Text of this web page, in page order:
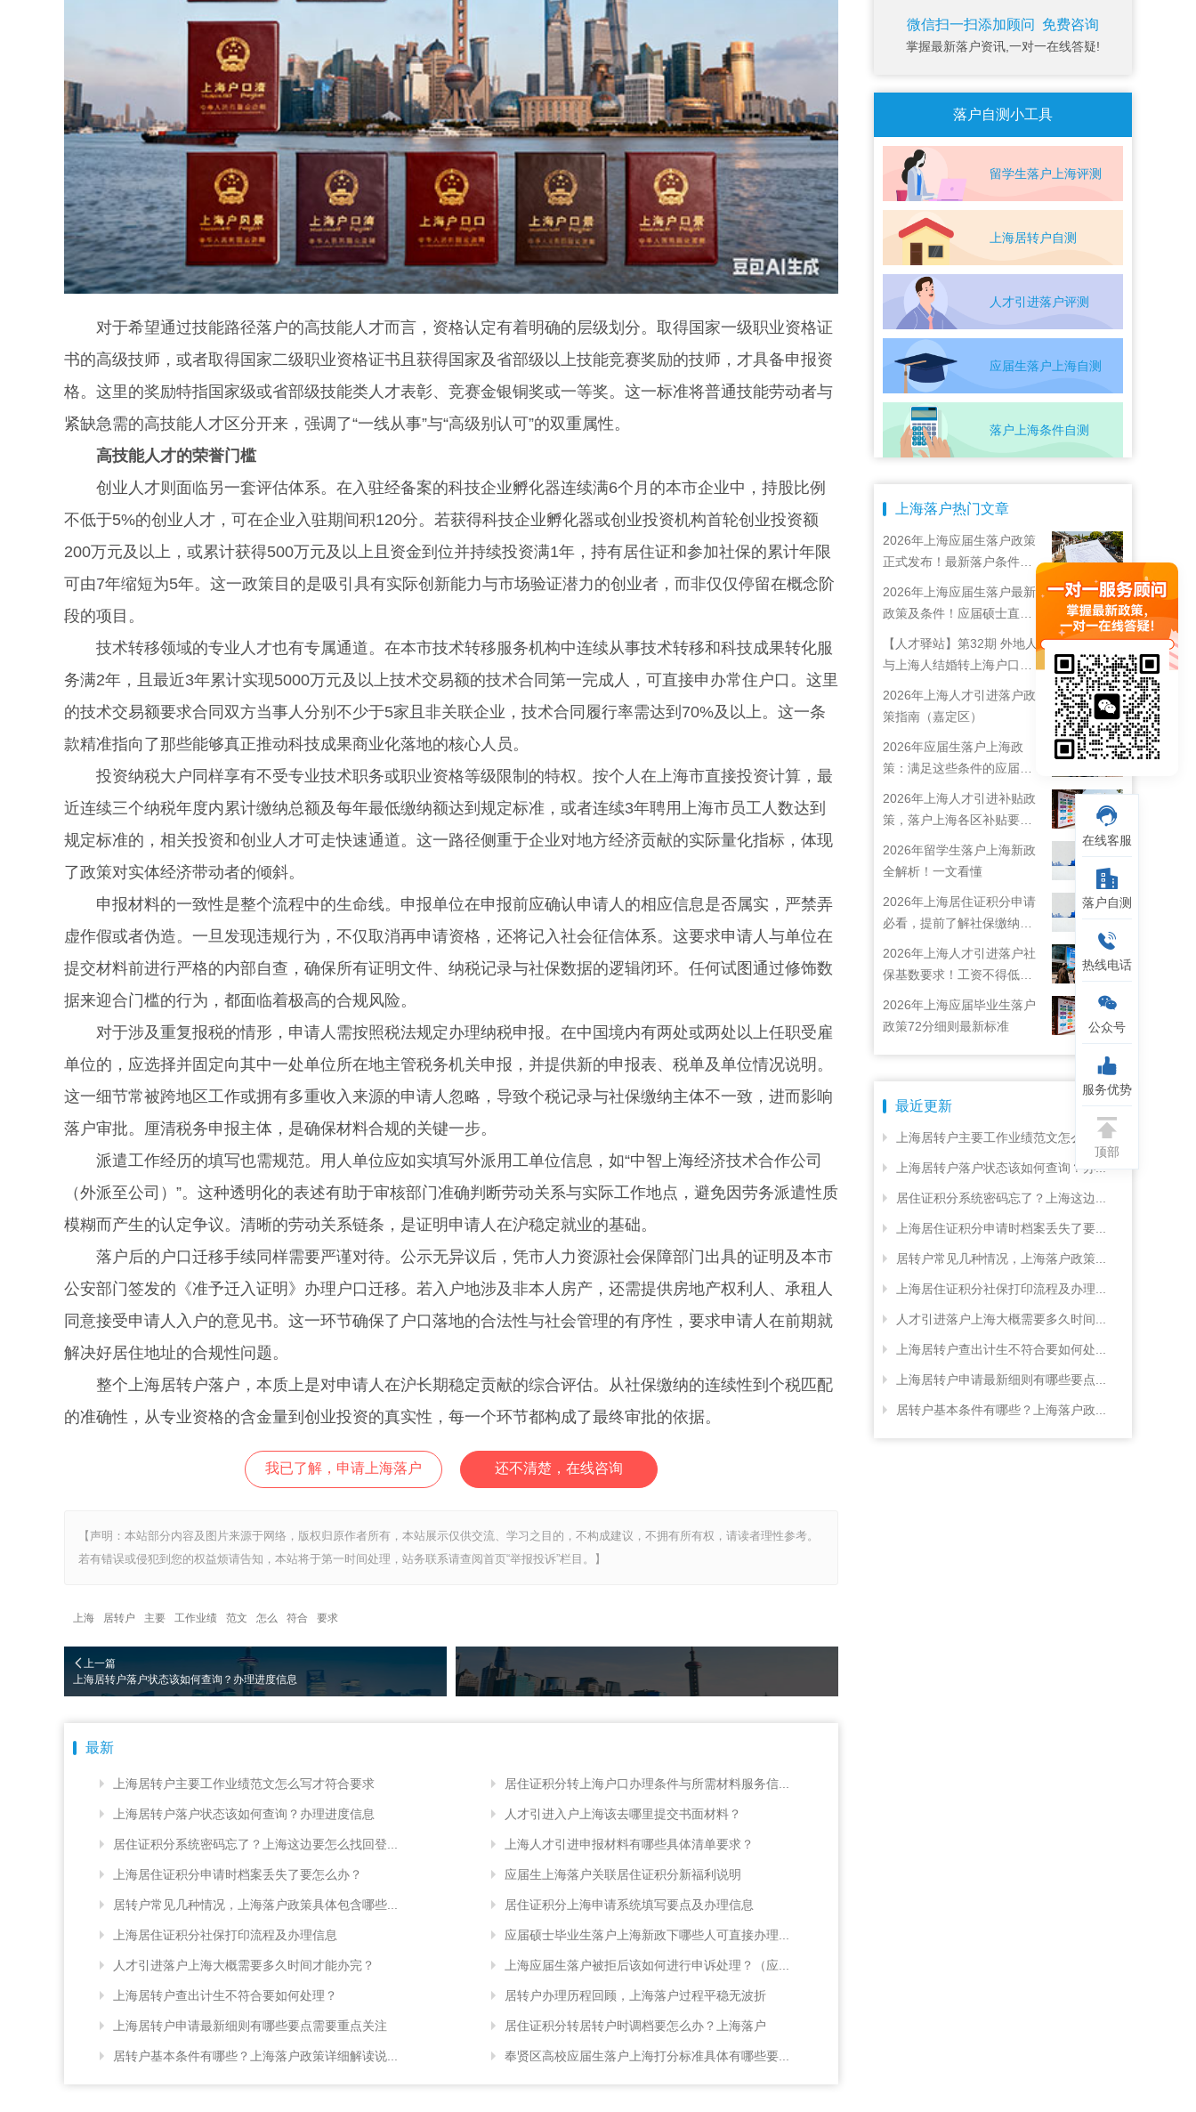
对于希望通过技能路径落户的高技能人才而言，资格认定有着明确的层级划分。取得国家一级职业资格证
书的高级技师，或者取得国家二级职业资格证书且获得国家及省部级以上技能竞赛奖励的技师，才具备申报资
格。这里的奖励特指国家级或省部级技能类人才表彰、竞赛金银铜奖或一等奖。这一标准将普通技能劳动者与
紧缺急需的高技能人才区分开来，强调了“一线从事”与“高级别认可”的双重属性。
高技能人才的荣誉门槛
创业人才则面临另一套评估体系。在入驻经备案的科技企业孵化器连续满6个月的本市企业中，持股比例
不低于5%的创业人才，可在企业入驻期间积120分。若获得科技企业孵化器或创业投资机构首轮创业投资额
200万元及以上，或累计获得500万元及以上且资金到位并持续投资满1年，持有居住证和参加社保的累计年限
可由7年缩短为5年。这一政策目的是吸引具有实际创新能力与市场验证潜力的创业者，而非仅仅停留在概念阶
段的项目。
技术转移领域的专业人才也有专属通道。在本市技术转移服务机构中连续从事技术转移和科技成果转化服
务满2年，且最近3年累计实现5000万元及以上技术交易额的技术合同第一完成人，可直接申办常住户口。这里
的技术交易额要求合同双方当事人分别不少于5家且非关联企业，技术合同履行率需达到70%及以上。这一条
款精准指向了那些能够真正推动科技成果商业化落地的核心人员。
投资纳税大户同样享有不受专业技术职务或职业资格等级限制的特权。按个人在上海市直接投资计算，最
近连续三个纳税年度内累计缴纳总额及每年最低缴纳额达到规定标准，或者连续3年聘用上海市员工人数达到
规定标准的，相关投资和创业人才可走快速通道。这一路径侧重于企业对地方经济贡献的实际量化指标，体现
了政策对实体经济带动者的倾斜。
申报材料的一致性是整个流程中的生命线。申报单位在申报前应确认申请人的相应信息是否属实，严禁弄
虚作假或者伪造。一旦发现违规行为，不仅取消再申请资格，还将记入社会征信体系。这要求申请人与单位在
提交材料前进行严格的内部自查，确保所有证明文件、纳税记录与社保数据的逻辑闭环。任何试图通过修饰数
据来迎合门槛的行为，都面临着极高的合规风险。
对于涉及重复报税的情形，申请人需按照税法规定办理纳税申报。在中国境内有两处或两处以上任职受雇
单位的，应选择并固定向其中一处单位所在地主管税务机关申报，并提供新的申报表、税单及单位情况说明。
这一细节常被跨地区工作或拥有多重收入来源的申请人忽略，导致个税记录与社保缴纳主体不一致，进而影响
落户审批。厘清税务申报主体，是确保材料合规的关键一步。
派遣工作经历的填写也需规范。用人单位应如实填写外派用工单位信息，如“中智上海经济技术合作公司
（外派至公司）”。这种透明化的表述有助于审核部门准确判断劳动关系与实际工作地点，避免因劳务派遣性质
模糊而产生的认定争议。清晰的劳动关系链条，是证明申请人在沪稳定就业的基础。
落户后的户口迁移手续同样需要严谨对待。公示无异议后，凭市人力资源社会保障部门出具的证明及本市
公安部门签发的《准予迁入证明》办理户口迁移。若入户地涉及非本人房产，还需提供房地产权利人、承租人
同意接受申请人入户的意见书。这一环节确保了户口落地的合法性与社会管理的有序性，要求申请人在前期就
解决好居住地址的合规性问题。
整个上海居转户落户，本质上是对申请人在沪长期稳定贡献的综合评估。从社保缴纳的连续性到个税匹配
的准确性，从专业资格的含金量到创业投资的真实性，每一个环节都构成了最终审批的依据。
我已了解，申请上海落户 还不清楚，在线咨询
【声明：本站部分内容及图片来源于网络，版权归原作者所有，本站展示仅供交流、学习之目的，不构成建议，不拥有所有权，请读者理性参考。
若有错误或侵犯到您的权益烦请告知，本站将于第一时间处理，站务联系请查阅首页“举报投诉”栏目。】
上海 居转户 主要 工作业绩 范文 怎么 符合 要求
上一篇
上海居转户落户状态该如何查询？办理进度信息
最新
上海居转户主要工作业绩范文怎么写才符合要求
上海居转户落户状态该如何查询？办理进度信息
居住证积分系统密码忘了？上海这边要怎么找回登...
上海居住证积分申请时档案丢失了要怎么办？
居转户常见几种情况，上海落户政策具体包含哪些...
上海居住证积分社保打印流程及办理信息
人才引进落户上海大概需要多久时间才能办完？
上海居转户查出计生不符合要如何处理？
上海居转户申请最新细则有哪些要点需要重点关注
居转户基本条件有哪些？上海落户政策详细解读说...
居住证积分转上海户口办理条件与所需材料服务信...
人才引进入户上海该去哪里提交书面材料？
上海人才引进申报材料有哪些具体清单要求？
应届生上海落户关联居住证积分新福利说明
居住证积分上海申请系统填写要点及办理信息
应届硕士毕业生落户上海新政下哪些人可直接办理...
上海应届生落户被拒后该如何进行申诉处理？（应...
居转户办理历程回顾，上海落户过程平稳无波折
居住证积分转居转户时调档要怎么办？上海落户
奉贤区高校应届生落户上海打分标准具体有哪些要...
微信扫一扫添加顾问 免费咨询
掌握最新落户资讯,一对一在线答疑!
落户自测小工具
留学生落户上海评测
上海居转户自测
人才引进落户评测
应届生落户上海自测
落户上海条件自测
上海落户热门文章
2026年上海应届生落户政策
正式发布！最新落户条件及
流程解析！
2026年上海应届生落户最新
政策及条件！应届硕士直接
落户上海！
【人才驿站】第32期 外地人
与上海人结婚转上海户口攻
略来啦！
2026年上海人才引进落户政
策指南（嘉定区）
2026年应届生落户上海政
策：满足这些条件的应届生
就能落户上海啦！
2026年上海人才引进补贴政
策，落户上海各区补贴要求
2026年留学生落户上海新政
全解析！一文看懂
2026年上海居住证积分申请
必看，提前了解社保缴纳要
2026年上海人才引进落户社
保基数要求！工资不得低于
22792元！
2026年上海应届毕业生落户
政策72分细则最新标准
最近更新
上海居转户主要工作业绩范文怎么写...
上海居转户落户状态该如何查询？办...
居住证积分系统密码忘了？上海这边...
上海居住证积分申请时档案丢失了要...
居转户常见几种情况，上海落户政策...
上海居住证积分社保打印流程及办理...
人才引进落户上海大概需要多久时间...
上海居转户查出计生不符合要如何处...
上海居转户申请最新细则有哪些要点...
居转户基本条件有哪些？上海落户政...
在线客服
落户自测
热线电话
公众号
服务优势
顶部